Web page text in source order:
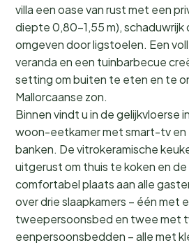
villa een oase van rust met een
diepte 0,80-1,55 m), schaduwrijk
omgeven door ligstoelen. Een
veranda en een tuinbarbecue
setting om buiten te eten en te
Mallorcaanse zon.
Binnen vindt u in de gelijkvloerse
woon-eetkamer met smart-tv
banken. De vitrokeramische
uitgerust om thuis te koken en
comfortabel plaats aan alle
over drie slaapkamers – één met
tweepersoonsbed en twee met
eenpersoonsbedden – alle met